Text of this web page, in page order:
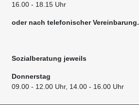
16.00 - 18.15 Uhr
oder nach telefonischer Vereinbarung.
Sozialberatung jeweils
Donnerstag
09.00- 12.00 Uhr, 14.00 - 16.00 Uhr